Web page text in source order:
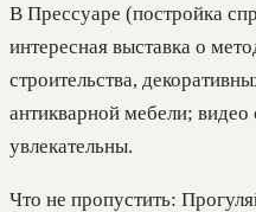
В Прессуаре (постройка
интересная выставка о
строительства,
антикварной мебели; видео
увлекательны.
Что не пропустить: